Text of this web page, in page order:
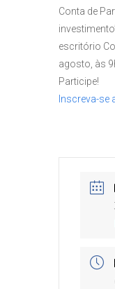
Conta de
escritório
agosto, às
Participe!
Inscreva-se